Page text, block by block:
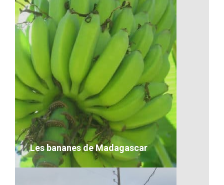
Le marché malgache
VOIR LE DÉTAIL
Les bananes de Madagascar